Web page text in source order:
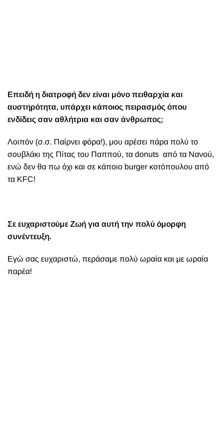
Επειδή η διατροφή δεν είναι μόνο πειθαρχία και
αυστηρότητα, υπάρχει κάποιος πειρασμός όπου
ενδίδεις σαν αθλήτρια και σαν άνθρωπος;
Λοιπόν (σ.σ. Παίρνει φόρα!), μου αρέσει πάρα πολύ το
σουβλάκι της Πίτας του Παππού, τα donuts από τα Νανού,
ενώ δεν θα πω όχι και σε κάποιο burger κοτόπουλου από
τα KFC!
Σε ευχαριστούμε Ζωή για αυτή την πολύ όμορφη
συνέντευξη.
Εγώ σας ευχαριστώ, περάσαμε πολύ ωραία και με ωραία
παρέα!